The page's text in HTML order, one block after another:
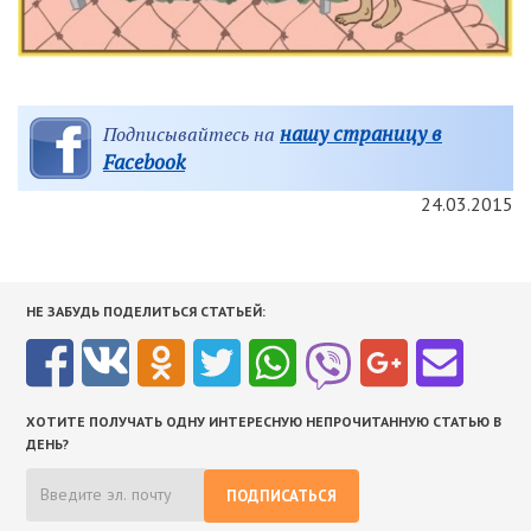
Подписывайтесь на нашу страницу в
Facebook
24.03.2015
НЕ ЗАБУДЬ ПОДЕЛИТЬСЯ СТАТЬЕЙ:
ХОТИТЕ ПОЛУЧАТЬ ОДНУ ИНТЕРЕСНУЮ НЕПРОЧИТАННУЮ СТАТЬЮ В
ДЕНЬ?
ПОДПИСАТЬСЯ